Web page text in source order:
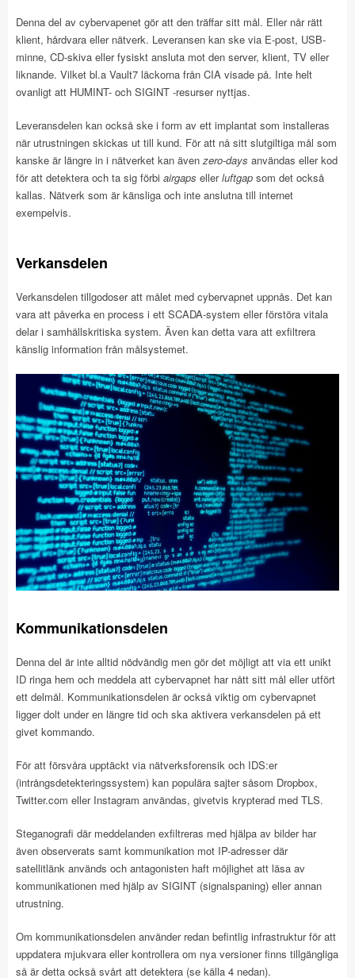
Denna del av cybervapenet gör att den träffar sitt mål. Eller når rätt
klient, hårdvara eller nätverk. Leveransen kan ske via E-post, USB-
minne, CD-skiva eller fysiskt ansluta mot den server, klient, TV eller
liknande. Vilket bl.a Vault7 läckorna från CIA visade på. Inte helt
ovanligt att HUMINT- och SIGINT -resurser nyttjas.
Leveransdelen kan också ske i form av ett implantat som installeras
när utrustningen skickas ut till kund. För att nå sitt slutgiltiga mål som
kanske är längre in i nätverket kan ävenzero-days användas eller kod
för att detektera och ta sig förbi airgaps ellerluftgap som det också
kallas. Nätverk som är känsliga och inte anslutna till internet
exempelvis.
Verkansdelen
Verkansdelen tillgodoser att målet med cybervapnet uppnås. Det kan
vara att påverka en process i ett SCADA-system eller förstöra vitala
delar i samhällskritiska system. Även kan detta vara att exfiltrera
känslig information från målsystemet.
Kommunikationsdelen
Denna del är inte alltid nödvändig men gör det möjligt att via ett unikt
ID ringa hem och meddela att cybervapnet har nått sitt mål eller utfört
ett delmål. Kommunikationsdelen är också viktig om cybervapnet
ligger dolt under en längre tid och ska aktivera verkansdelen på ett
givet kommando.
För att försvåra upptäckt via nätverksforensik och IDS:er
(intrångsdetekteringssystem) kan populära sajter såsom Dropbox,
Twitter.com eller Instagram användas, givetvis krypterad med TLS.
Steganografi där meddelanden exfiltreras med hjälpa av bilder har
även observerats samt kommunikation mot IP-adresser där
satellitlänk används och antagonisten haft möjlighet att läsa av
kommunikationen med hjälp av SIGINT (signalspaning) eller annan
utrustning.
Om kommunikationsdelen använder redan befintlig infrastruktur för att
uppdatera mjukvara eller kontrollera om nya versioner finns tillgängliga
så är detta också svårt att detektera (se källa 4 nedan).